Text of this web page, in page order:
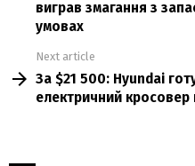
виграв змагання з
умовах
Next article
За $21 500: Hyundai
електричний кросовер